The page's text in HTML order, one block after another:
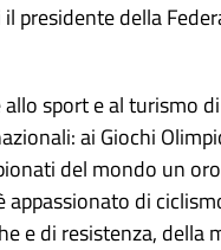
presidente della
sport e al turismo
ai Giochi
del mondo un
di
e di resistenza, della